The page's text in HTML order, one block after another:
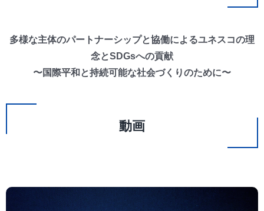
多様な主体のパートナーシップと協働によるユネスコの理
念とSDGsへの貢献
〜国際平和と持続可能な社会づくりのために〜
動画